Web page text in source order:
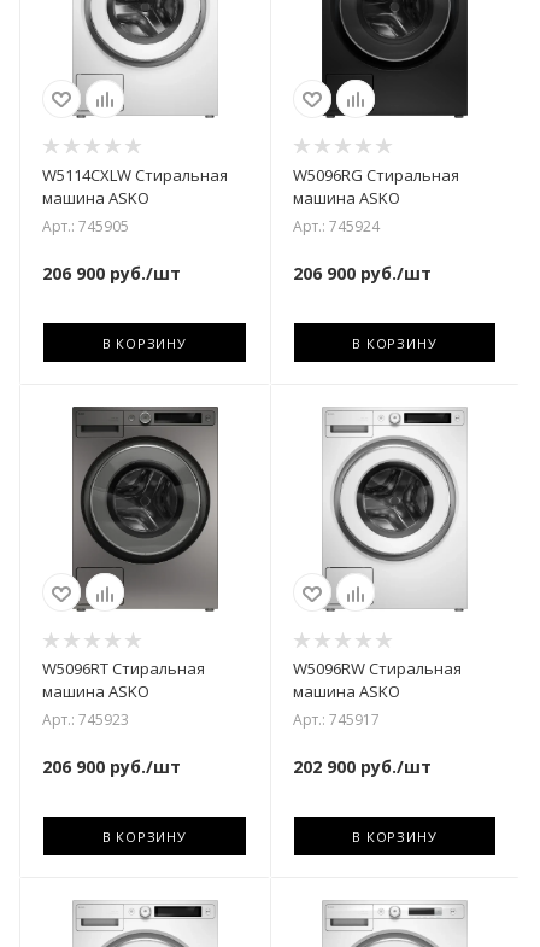
W5114CXLW Стиральная
машина ASKO
Арт.: 745905
206 900 руб./шт
В КОРЗИНУ
W5096RG Стиральная
машина ASKO
Арт.: 745924
206 900руб./шт
В КОРЗИНУ
W5096RT Стиральная
машина ASKO
Арт.: 745923
206 900 руб./шт
В КОРЗИНУ
W5096RW Стиральная
машина ASKO
Арт.: 745917
202 900руб./шт
В КОРЗИНУ